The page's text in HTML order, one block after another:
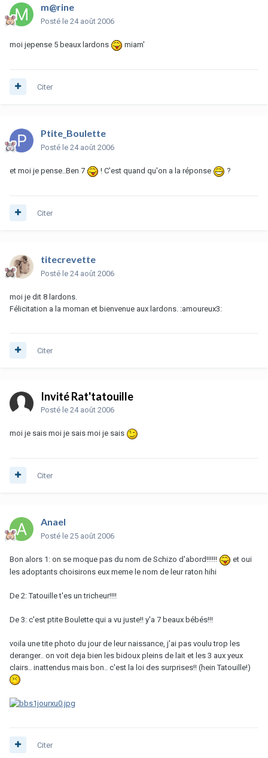
m@rine
Posté le 24 août 2006
moi jepense 5 beaux lardons miam'
Citer
Ptite_Boulette
Posté le 24 août 2006
et moi je pense..Ben 7 ! C'est quand qu'on a la réponse ?
Citer
titecrevette
Posté le 24 août 2006
moi je dit 8 lardons.
Félicitation a la moman et bienvenue aux lardons. :amoureux3:
Citer
Invité Rat'tatouille
Posté le 24 août 2006
moi je sais moi je sais moi je sais
Citer
Anael
Posté le 25 août 2006
Bon alors 1: on se moque pas du nom de Schizo d'abord!!!!!!
et oui
les adoptants choisirons eux meme le nom de leur raton hihi
De 2: Tatouille t'es un tricheur!!!!
De 3: c'est ptite Boulette qui a vu juste!! y'a 7 beaux bébés!!!
voila une tite photo du jour de leur naissance, j'ai pas voulu trop les
deranger.. on voit deja bien les bidoux pleins de lait et les 3 aux yeux
clairs.. inattendus mais bon.. c'est la loi des surprises!! (hein Tatouille!)
Citer